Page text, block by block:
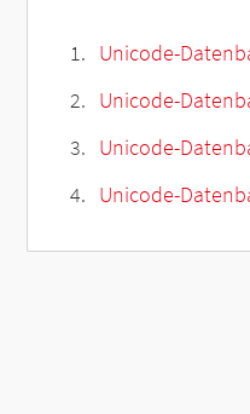
Unicode-
Unicode-
Unicode-
Unicode-